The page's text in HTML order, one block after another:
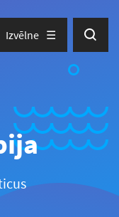
Izvēlne